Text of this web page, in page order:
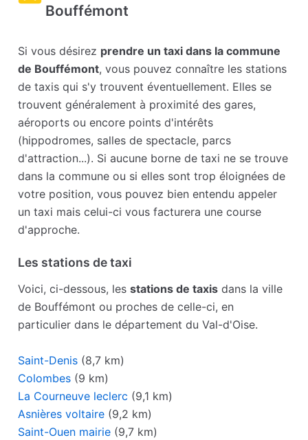
Bouffémont
Si vous désirez prendre un taxi dans la commune
de Bouffémont, vous pouvez connaître les stations
de taxis qui s'y trouvent éventuellement. Elles se
trouvent généralement à proximité des gares,
aéroports ou encore points d'intérêts
(hippodromes, salles de spectacle, parcs
d'attraction...). Si aucune borne de taxi ne se trouve
dans la commune ou si elles sont trop éloignées de
votre position, vous pouvez bien entendu appeler
un taxi mais celui-ci vous facturera une course
d'approche.
Les stations de taxi
Voici, ci-dessous, lesstations de taxis dans la ville
de Bouffémont ou proches de celle-ci, en
particulier dans le département du Val-d'Oise.
Saint-Denis (8,7 km)
Colombes (9 km)
La Courneuve leclerc (9,1 km)
Asnières voltaire (9,2 km)
Saint-Ouen mairie (9,7 km)